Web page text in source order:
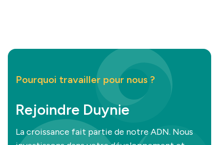
Pourquoi travailler pour nous ?
Rejoindre Duynie
La croissance fait partie de notre ADN. Nous